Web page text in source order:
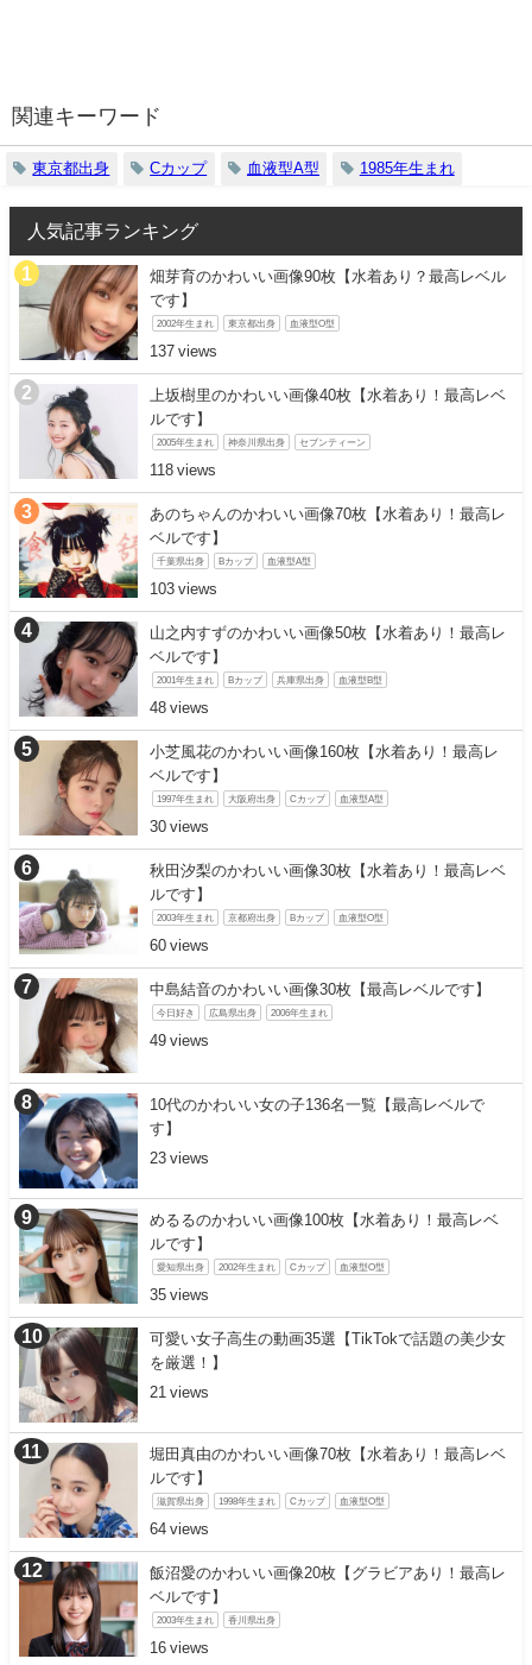
関連キーワード
東京都出身 Cカップ 血液型A型 1985年生まれ
人気記事ランキング
畑芽育のかわいい画像90枚【水着あり？最高レベル
です】
2002年生まれ 東京都出身 血液型O型
137
上坂樹里のかわいい画像40枚【水着あり！最高レベ
ルです】
2005年生まれ 神奈川県出身 セブンティーン
118
あのちゃんのかわいい画像70枚【水着あり！最高レ
ベルです】
千葉県出身 Bカップ 血液型A型
103
山之内すずのかわいい画像50枚【水着あり！最高レ
ベルです】
2001年生まれ Bカップ 兵庫県出身 血液型B型
48
小芝風花のかわいい画像160枚【水着あり！最高レ
ベルです】
1997年生まれ 大阪府出身 Cカップ 血液型A型
30
秋田汐梨のかわいい画像30枚【水着あり！最高レベ
ルです】
2003年生まれ 京都府出身 Bカップ 血液型O型
60
中島結音のかわいい画像30枚【最高レベルです】
今日好き 広島県出身 2006年生まれ
49
10代のかわいい女の子136名一覧【最高レベルで
す】
23
めるるのかわいい画像100枚【水着あり！最高レベ
ルです】
愛知県出身 2002年生まれ Cカップ 血液型O型
35
可愛い女子高生の動画35選【TikTokで話題の美少女
を厳選！】
21
堀田真由のかわいい画像70枚【水着あり！最高レベ
ルです】
滋賀県出身 1998年生まれ Cカップ 血液型O型
64
飯沼愛のかわいい画像20枚【グラビアあり！最高レ
ベルです】
2003年生まれ 香川県出身
16